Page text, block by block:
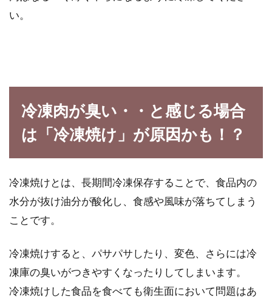
コチュジャンの代用に甜麺醤は使え
韓国料理によく使われる調味料のコチュジャ
ン。特徴としては少し粘度があり、唐辛子色を
い。
冷凍肉が臭い・・と感じる場合
は「冷凍焼け」が原因かも！？
冷凍焼けとは、長期間冷凍保存することで、食品内の
水分が抜け油分が酸化し、食感や風味が落ちてしまう
ことです。
冷凍焼けすると、パサパサしたり、変色、さらには冷
凍庫の臭いがつきやすくなったりしてしまいます。
冷凍焼けした食品を食べても衛生面において問題はあ